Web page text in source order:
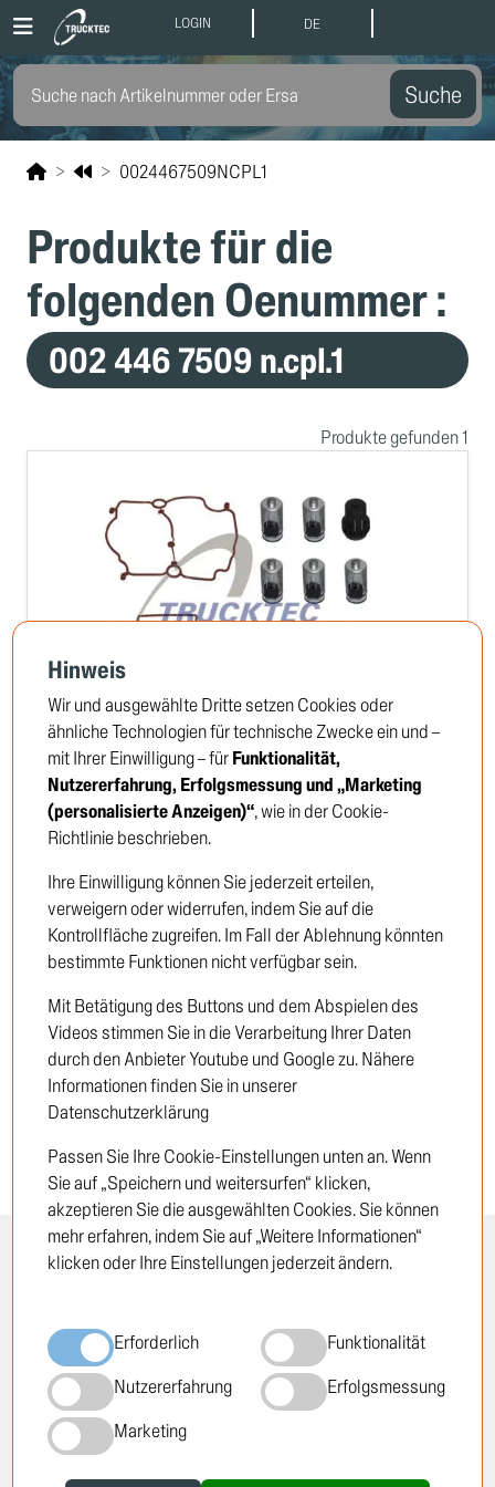
LOGIN DE
Suche
0024467509NCPL1
Produkte für die
folgenden Oenummer :
002 446 7509 n.cpl.1
Produkte gefunden 1
Reparatursatz, Schaltventil-Schaltzylinder
TRUCKTEC no: 01.24.501
Um die Preise zu sehen, müssen Sie sich
anmelden oder Kunde werden
Neukunde
INFORMATION
Standorte
Über TRUCKTEC
Geschichte
Karriere
Newsletter
RECHTLICHES
Datenschutzrichtlinie
Cookie-Richtlinie
AGB
Hinweis
Wir und ausgewählte Dritte setzen Cookies oder
ähnliche Technologien für technische Zwecke ein und –
mit Ihrer Einwilligung – fürFunktionalität,
Nutzererfahrung, Erfolgsmessung und „Marketing
(personalisierte Anzeigen)“, wie in der Cookie-
Richtlinie beschrieben.
Ihre Einwilligung können Sie jederzeit erteilen,
verweigern oder widerrufen, indem Sie auf die
Kontrollfläche zugreifen. Im Fall der Ablehnung könnten
bestimmte Funktionen nicht verfügbar sein.
Mit Betätigung des Buttons und dem Abspielen des
Videos stimmen Sie in die Verarbeitung Ihrer Daten
durch den Anbieter Youtube und Google zu. Nähere
Informationen finden Sie in unserer
Datenschutzerklärung
Passen Sie Ihre Cookie-Einstellungen unten an. Wenn
Sie auf „Speichern und weitersurfen“ klicken,
akzeptieren Sie die ausgewählten Cookies. Sie können
mehr erfahren, indem Sie auf „Weitere Informationen“
klicken oder Ihre Einstellungen jederzeit ändern.
Erforderlich
Funktionalität
Nutzererfahrung
Erfolgsmessung
Marketing